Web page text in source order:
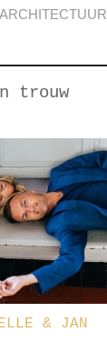
ARCHITECTUUR
trouw
& JAN